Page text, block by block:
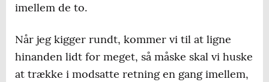
imellem de to.
Når jeg kigger rundt, kommer vi til at ligne
hinanden lidt for meget, så måske skal vi huske
at trække i modsatte retning en gang imellem,